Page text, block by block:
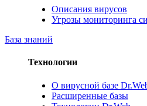
Описания вирусов
Угрозы мониторинга
База знаний
Технологии
О вирусной базе
Расширенные базы